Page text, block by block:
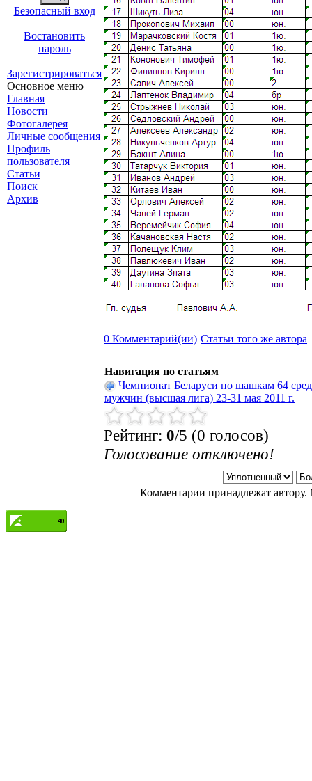
Безопасный вход
Востановить
пароль
Зарегистрироваться
Основное меню
Главная
Новости
Фотогалерея
Личные сообщения
Профиль
пользователя
Статьи
Поиск
Архив
0 Комментарий(ии) Статьи того же автора
Навигация по статьям
Чемпионат Беларуси по шашкам 64
мужчин (высшая лига) 23-31 мая 2011 г.
Рейтинг: 0/5 (0 голосов)
Голосование отключено!
Комментарии принадлежат